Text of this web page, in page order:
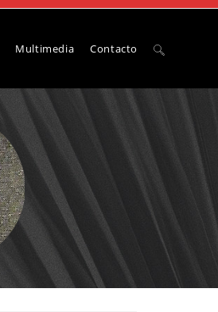
Multimedia Contacto